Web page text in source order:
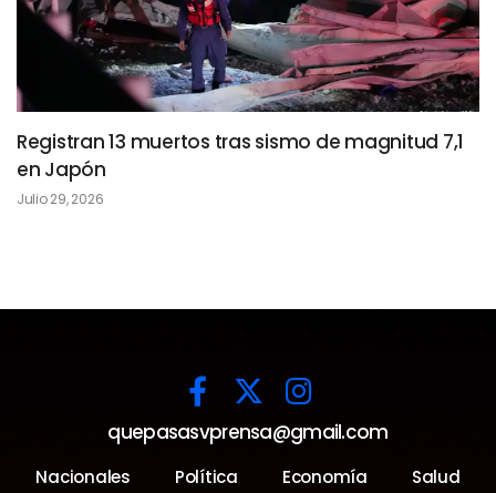
Registran 13 muertos tras sismo de magnitud 7,1
en Japón
Julio 29, 2026
quepasasvprensa@gmail.com
Nacionales Política Economía Salud